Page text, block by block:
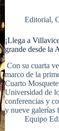
Editorial,
¡Llega a
grande desde la
Con su cuarta
marco de la
Cuarto
Universidad de
conferencias y
y nueve galerías
Equipo